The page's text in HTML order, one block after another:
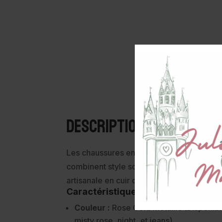
Description
Les chaussures enfants Bisgaard Holger
combinent style scintillant et confort
artisanale en cuir de haute qualité.
Caractéristiques:
Couleur : Rose Gold Metallic